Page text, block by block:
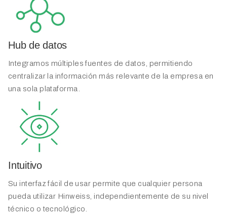
Hub de datos
Integramos múltiples fuentes de datos, permitiendo
centralizar la información más relevante de la empresa en
una sola plataforma.
Intuitivo
Su interfaz fácil de usar permite que cualquier persona
pueda utilizar Hinweiss, independientemente de su nivel
técnico o tecnológico.